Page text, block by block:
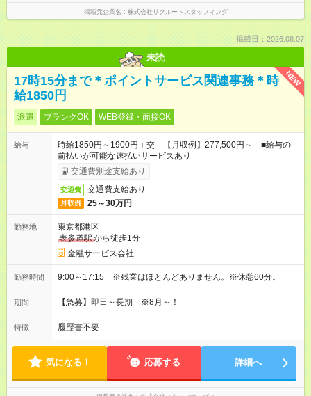
掲載元企業名 株式会社リクルートスタッフィング
掲載日：2026.08.07
未読
NEW
17時15分まで＊ポイントサービス関連事務＊時
給1850円
派遣 ブランクOK WEB登録・面接OK
給与
時給1850円～1900円＋交 【月収例】277,500円～ ■給与の
前払いが可能な速払いサービスあり
交通費別途支給あり
交通費 交通費支給あり
月収例 25～30万円
勤務地
東京都港区
表参道駅から徒歩1分
金融サービス会社
勤務時間 9:00～17:15 ※残業はほとんどありません。※休憩60分。
期間 【急募】即日～長期 ※8月～！
特徴 履歴書不要
気になる！ 応募する 詳細へ